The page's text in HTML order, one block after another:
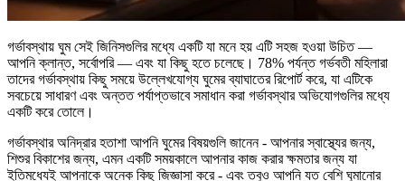
গর্ভাবস্থায় ঘুম সেই জিনিসগুলির মধ্যে একটি যা মনে হয় এটি সহজ হওয়া উচিত —
আপনি ক্লান্ত, সর্বোপরি — এবং যা কিছু হতে চলেছে। 78% পর্যন্ত গর্ভবতী মহিলারা
তাদের গর্ভাবস্থায় কিছু সময়ে উল্লেখযোগ্য ঘুমের ব্যাঘাতের রিপোর্ট করে, যা এটিকে
সবচেয়ে সাধারণ এবং অন্তত পর্যাপ্তভাবে সমাধান করা গর্ভাবস্থার অভিযোগগুলির মধ্যে
একটি করে তোলে।
গর্ভাবস্থার অনিদ্রার হতাশা আপনি ঘুমের বিষয়গুলি জানেন - আপনার স্বাস্থ্যের জন্য,
শিশুর বিকাশের জন্য, এমন একটি সময়কালে আপনার কাজ করার ক্ষমতার জন্য যা
ইতিমধ্যেই আপনাকে অনেক কিছু জিজ্ঞাসা করে - এবং তবুও আপনি যত বেশি ঘুমানোর